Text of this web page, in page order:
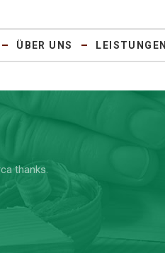
ÜBER UNS LEISTUNGEN
thanks.